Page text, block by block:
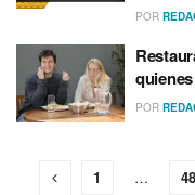
POR
POR
1 … 48